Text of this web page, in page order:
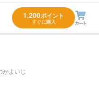
1,200ポイント
すぐに購入
かよいじ